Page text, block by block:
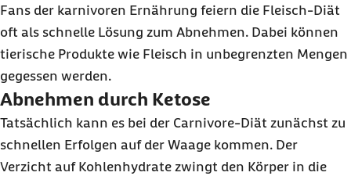
Fans der karnivoren Ernährung feiern die Fleisch-Diät
oft als schnelle Lösung zum Abnehmen. Dabei können
tierische Produkte wie Fleisch in unbegrenzten Mengen
gegessen werden.
Abnehmen durch Ketose
Tatsächlich kann es bei der Carnivore-Diät zunächst zu
schnellen Erfolgen auf der Waage kommen. Der
Verzicht auf Kohlenhydrate zwingt den Körper in die